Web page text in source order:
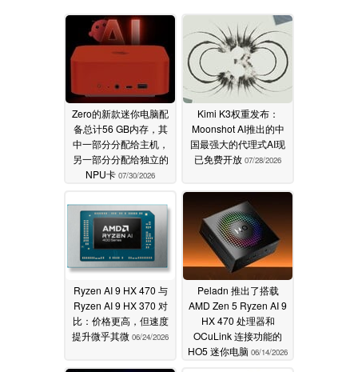
Zero的新款迷你电脑配
备总计56 GB内存，其
中一部分分配给主机，
另一部分分配给独立的
NPU卡 07/30/2026
Kimi K3权重发布：
Moonshot AI推出的中
国最强大的代理式AI现
已免费开放 07/28/2026
Ryzen AI 9 HX 470 与
Ryzen AI 9 HX 370 对
比：价格更高，但速度
提升微乎其微 06/24/2026
Peladn 推出了搭载
AMD Zen 5 Ryzen AI 9
HX 470 处理器和
OCuLink 连接功能的
HO5 迷你电脑 06/14/2026